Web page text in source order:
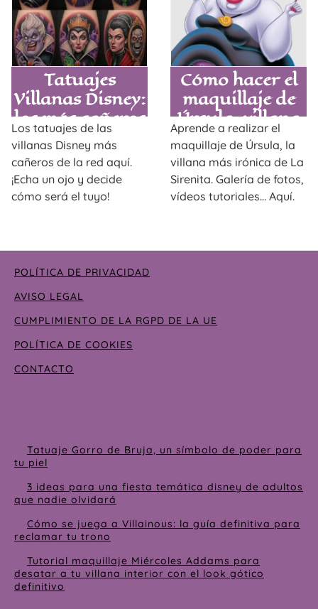
Tatuajes
Villanas Disney:
los más cañeros
Los tatuajes de las
villanas Disney más
cañeros de la red aquí.
¡Echa un ojo y decide
cómo será el tuyo!
Cómo hacer el
maquillaje de
Úrsula, villana
de La Sirenita
Aprende a realizar el
maquillaje de Úrsula, la
villana más irónica de La
Sirenita. Galería de fotos,
vídeos tutoriales… Aquí.
POLÍTICA DE PRIVACIDAD
AVISO LEGAL
CUMPLIMIENTO DE LA RGPD DE LA UE
POLÍTICA DE COOKIES
CONTACTO
Tatuaje Gorro de Bruja, un símbolo de poder para
tu piel
3 ideas para una fiesta temática disney de adultos
que nadie olvidará
Cómo se juega a Villainous: la guía definitiva para
reclamar tu trono
Tutorial maquillaje Miércoles Addams para
desatar a tu villana interior con el look gótico
definitivo